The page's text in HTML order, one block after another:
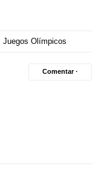
Juegos Olímpicos
Comentar ·